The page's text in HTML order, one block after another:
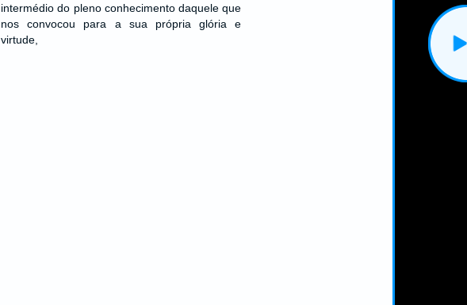
intermédio do pleno conhecimento daquele que
nos convocou para a sua própria glória e
virtude,